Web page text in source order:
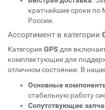
кратчайшие сроки по
России.
Ассортимент в категории
Категория GPS для
комплектующие для
отличном состоянии. В
Основные
стабильную работу
Сопутствующие